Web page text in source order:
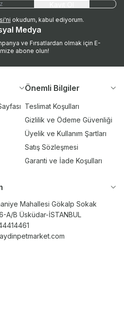
okudum, kabul ediyorum.
Medya
ve Fırsatlardan olmak için E-
abone olun!
Önemli Bilgiler
Teslimat Koşulları
Gizlilik ve Ödeme Güvenliği
Üyelik ve Kullanım Şartları
Satış Sözleşmesi
Garanti ve İade Koşulları
Mahallesi Gökalp Sokak
A/B Üsküdar-İSTANBUL